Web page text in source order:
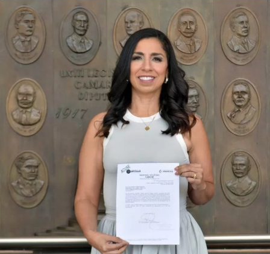
Durante su encargo en la Cámara Alta, Gino Segura centró
su agenda legislativa en iniciativas orientadas a
robustecer el desarrollo económico, la sustentabilidad
turística y la equidad social. Sin embargo, enfatizó que la
coyuntura actual exige priorizar la organización comunitaria
para asegurar la continuidad del proyecto político en la
región sureste del país.
Con esta determinación, el senador abre una etapa
decisiva en su trayectoria pública, apostando por una
estrategia de cercanía ciudadana. Su retorno a Quintana
Roo busca garantizar la cohesión de las estructuras de
izquierda de cara a los próximos retos políticos. El relevo
institucional se procesará conforme a los tiempos legales
establecidos, manteniendo la continuidad de la
representación parlamentaria del estado.